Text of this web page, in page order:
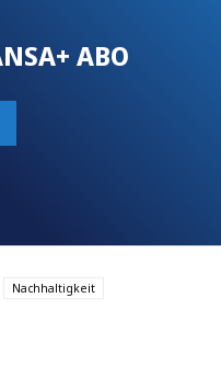
ABO
Nachhaltigkeit